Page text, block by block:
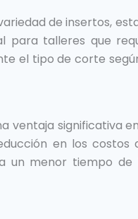
de insertos,
para talleres que
el tipo de corte
ventaja significativa
en los costos
un menor tiempo de